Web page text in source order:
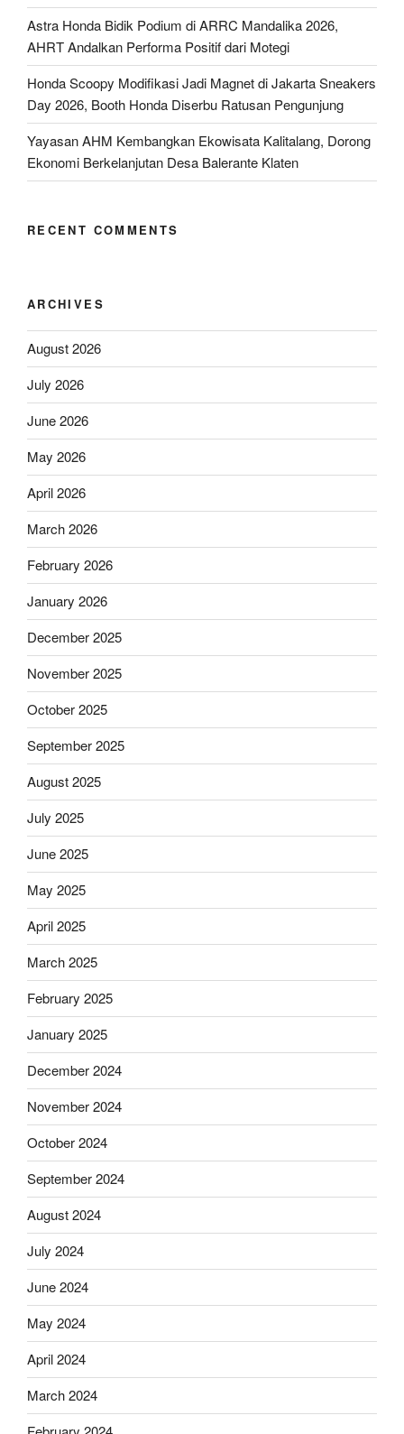
Astra Honda Bidik Podium di ARRC Mandalika 2026,
AHRT Andalkan Performa Positif dari Motegi
Honda Scoopy Modifikasi Jadi Magnet di Jakarta Sneakers
Day 2026, Booth Honda Diserbu Ratusan Pengunjung
Yayasan AHM Kembangkan Ekowisata Kalitalang, Dorong
Ekonomi Berkelanjutan Desa Balerante Klaten
RECENT COMMENTS
ARCHIVES
August 2026
July 2026
June 2026
May 2026
April 2026
March 2026
February 2026
January 2026
December 2025
November 2025
October 2025
September 2025
August 2025
July 2025
June 2025
May 2025
April 2025
March 2025
February 2025
January 2025
December 2024
November 2024
October 2024
September 2024
August 2024
July 2024
June 2024
May 2024
April 2024
March 2024